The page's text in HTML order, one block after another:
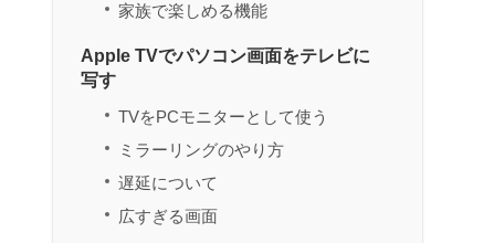
家族で楽しめる機能
Apple TVでパソコン画面をテレビに
写す
TVをPCモニターとして使う
ミラーリングのやり方
遅延について
広すぎる画面